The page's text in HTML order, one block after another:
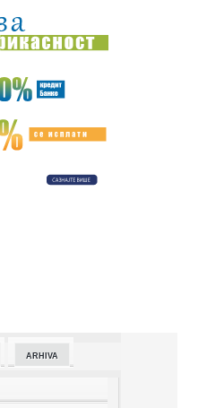
napadnut na ulici, pa glavom
dolara, a godinu kasnije
Zelenski i Vučić otvaraju vrata
кроз ...
ARHIVA